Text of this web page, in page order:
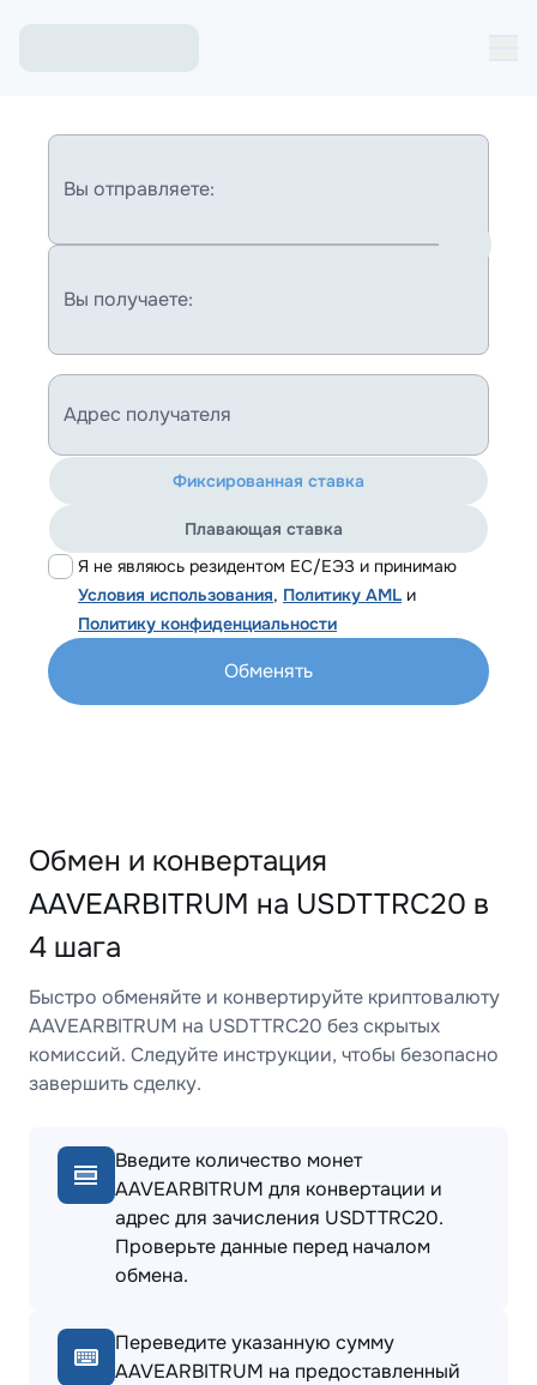
Вы отправляете:
Вы получаете:
Адрес получателя
Я не являюсь резидентом ЕС/ЕЭЗ и принимаю
Условия использования, Политику AML и
Политику конфиденциальности
Фиксированная ставка
Плавающая ставка
Обменять
Обмен и конвертация
AAVEARBITRUM на USDTTRC20 в
4 шага
Быстро обменяйте и конвертируйте криптовалюту
AAVEARBITRUM на USDTTRC20 без скрытых
комиссий. Следуйте инструкции, чтобы безопасно
завершить сделку.
Введите количество монет
AAVEARBITRUM для конвертации и
адрес для зачисления USDTTRC20.
Проверьте данные перед началом
обмена.
Переведите указанную сумму
AAVEARBITRUM на предоставленный